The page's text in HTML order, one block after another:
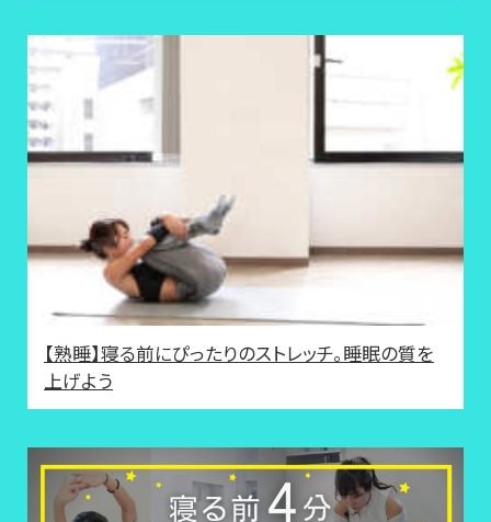
【熟睡】寝る前にぴったりのストレッチ。睡眠の質を
上げよう